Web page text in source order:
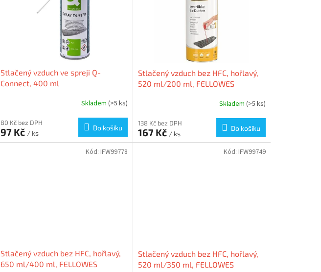
Stlačený vzduch ve spreji Q-
Connect, 400 ml
Skladem (>5 ks)
80 Kč bez DPH
97 Kč / ks
Do košíku
Stlačený vzduch bez HFC, hořlavý,
520 ml/200 ml, FELLOWES
Skladem (>5 ks)
138 Kč bez DPH
167 Kč / ks
Do košíku
Stlačený vzduch bez HFC, hořlavý,
650 ml/400 ml, FELLOWES
Kód: IFW99778
Stlačený vzduch bez HFC, hořlavý,
520 ml/350 ml, FELLOWES
Kód: IFW99749